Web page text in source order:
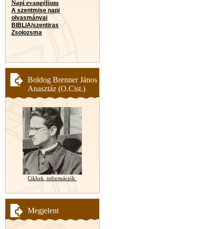
Napi evangélium
A szentmise napi
olvasmányai
BIBLIA/szentiras
Zsolozsma
Boldog Brenner János
Anasztáz (O.Cist.)
Cikkek, információk
Megjelent